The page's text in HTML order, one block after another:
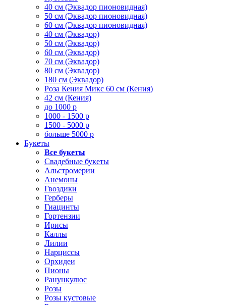
40 см (Эквадор пионовидная)
50 см (Эквадор пионовидная)
60 см (Эквадор пионовидная)
40 см (Эквадор)
50 см (Эквадор)
60 см (Эквадор)
70 см (Эквадор)
80 см (Эквадор)
180 см (Эквадор)
Роза Кения Микс 60 см (Кения)
42 см (Кения)
до 1000 р
1000 - 1500 р
1500 - 5000 р
больше 5000 р
Букеты
Все букеты
Свадебные букеты
Альстромерии
Анемоны
Гвоздики
Герберы
Гиацинты
Гортензии
Ирисы
Каллы
Лилии
Нарциссы
Орхидеи
Пионы
Ранункулюс
Розы
Розы кустовые